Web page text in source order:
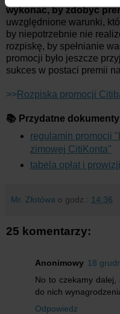
korzystania z ich usług.
wykonać, by zdobyć
uwzględnione warunki,
by niepotrzebnie nie
rozpiskę, by spełnianie
promocji było jeszcze
sukces w postaci premii
>>Rozpiska promocji
📚 Przydatne
regulamin promocji
zimowej CitiKonta"
tabela opłat i prowizji
Mr. Złotówa o godz.: 14:36
25 komentarzy:
Anonimowy 18
No to czekamy dalej,
do nich
Odpowiedz